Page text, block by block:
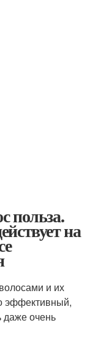
польза.
на
и их
эффективный,
даже очень